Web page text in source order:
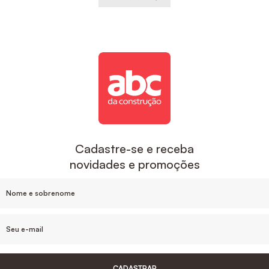
Cadastre-se e receba
novidades e promoções